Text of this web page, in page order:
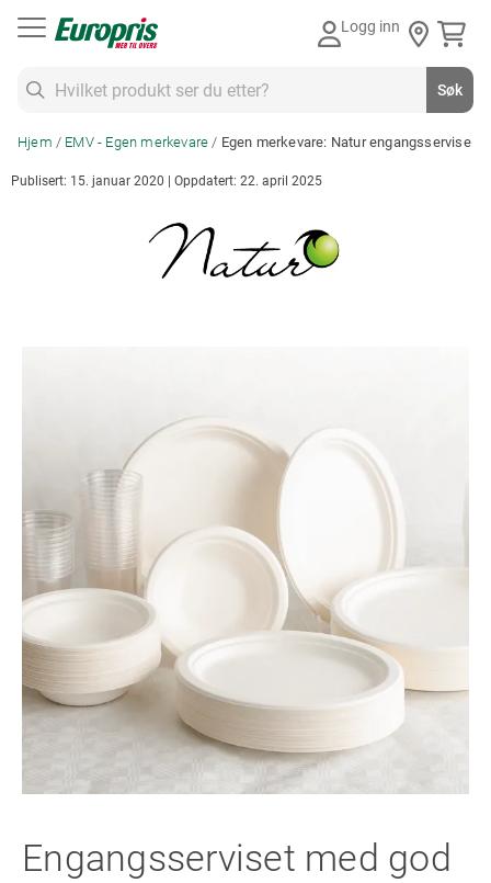
Logg inn
Søk
Hjem EMV - Egen merkevare Egen merkevare: Natur engangsservise
Publisert: 15. januar 2020 | Oppdatert: 22. april 2025
Engangsserviset med god